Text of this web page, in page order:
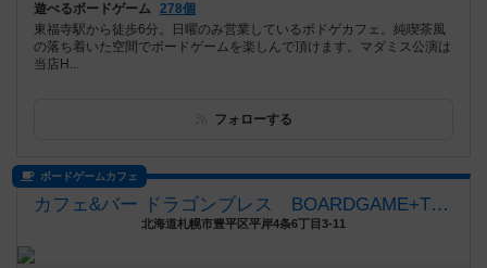
遊べるボードゲーム 278個
東福寺駅から徒歩6分。日曜のみ営業しているボドゲカフェ。純喫茶風
の落ち着いた空間でボードゲームを楽しんで頂けます。マダミス公演は
当店H...
フォローする
ボードゲームカフェ
カフェ&バー ドラゴンブレス BOARDGAME+TRPG
北海道札幌市豊平区平岸4条6丁目3-11